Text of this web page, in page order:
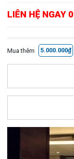
LIÊN HỆ NGAY
Mua thêm 5.000.000₫